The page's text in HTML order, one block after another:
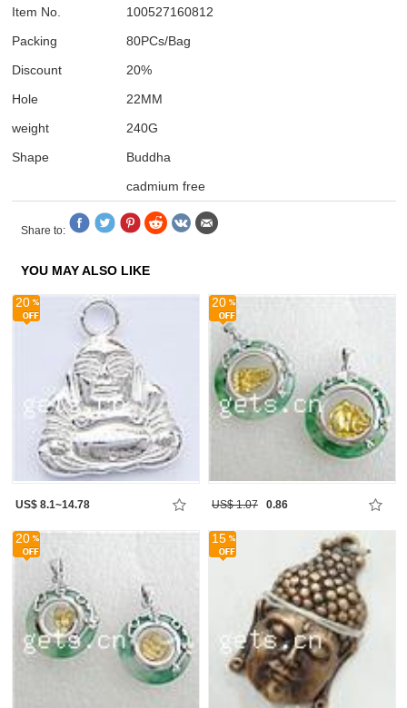
Item No.
100527160812
Packing
80PCs/Bag
Discount
20%
Hole
22MM
weight
240G
Shape
Buddha
cadmium free
Share to:
YOU MAY ALSO LIKE
20
US$ 8.1~14.78
20
US$ 1.07 0.86
20 15